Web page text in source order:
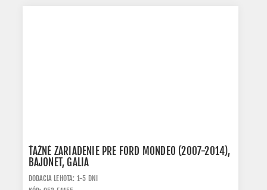
ŤAŽNÉ ZARIADENIE PRE FORD MONDEO (2007-2014),
BAJONET, GALIA
DODACIA LEHOTA: 1-5 DNI